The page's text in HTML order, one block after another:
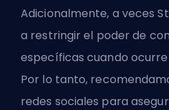
Adicionalmente, a veces
a restringir el poder de
específicas cuando
Por lo tanto,
redes sociales para